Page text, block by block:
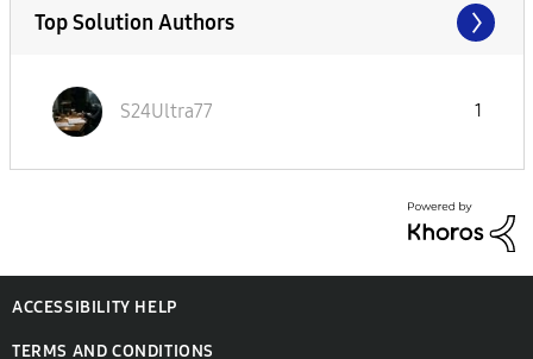
Top Solution Authors
S24Ultra77 1
ACCESSIBILITY HELP
TERMS AND CONDITIONS